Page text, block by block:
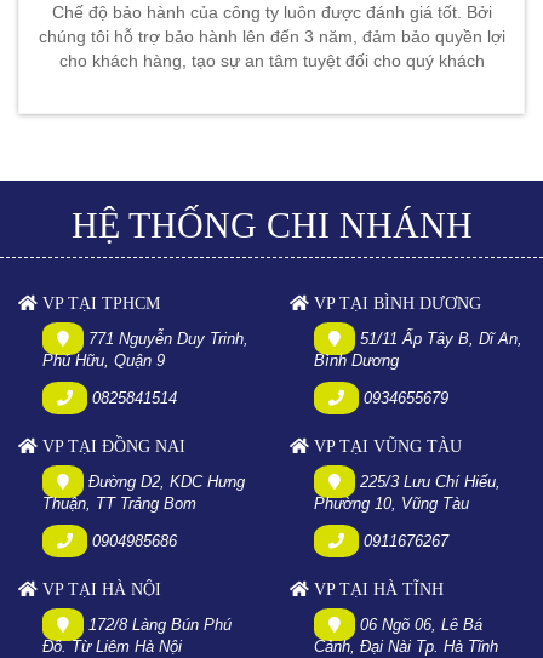
Chế độ bảo hành của công ty luôn được đánh giá tốt. Bởi
chúng tôi hỗ trợ bảo hành lên đến 3 năm, đảm bảo quyền lợi
cho khách hàng, tạo sự an tâm tuyệt đối cho quý khách
HỆ THỐNG CHI NHÁNH
VP TẠI TPHCM
771 Nguyễn Duy Trinh,
Phú Hữu, Quận 9
0825841514
VP TẠI BÌNH DƯƠNG
51/11 Ấp Tây B, Dĩ An,
Bình Dương
0934655679
VP TẠI ĐỒNG NAI
Đường D2, KDC Hưng
Thuận, TT Trảng Bom
0904985686
VP TẠI VŨNG TÀU
225/3 Lưu Chí Hiếu,
Phường 10, Vũng Tàu
0911676267
VP TẠI HÀ NỘI
172/8 Làng Bún Phú
Đô. Từ Liêm Hà Nội
VP TẠI HÀ TĨNH
06 Ngõ 06, Lê Bá
Cảnh, Đại Nài Tp. Hà Tĩnh